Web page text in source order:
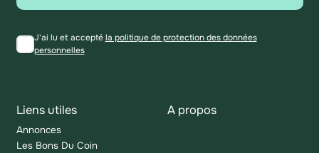
J'ai lu et acceptéla politique de protection des données
personnelles
Liens utiles
Annonces
Les Bons Du Coin
A propos